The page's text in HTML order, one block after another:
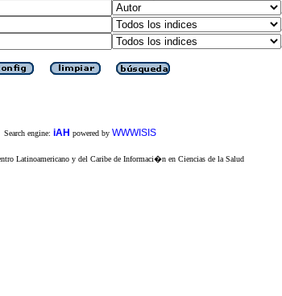
Search engine: iAH powered by WWWISIS
Latinoamericano y del Caribe de Informaci�n en Ciencias de la Salud